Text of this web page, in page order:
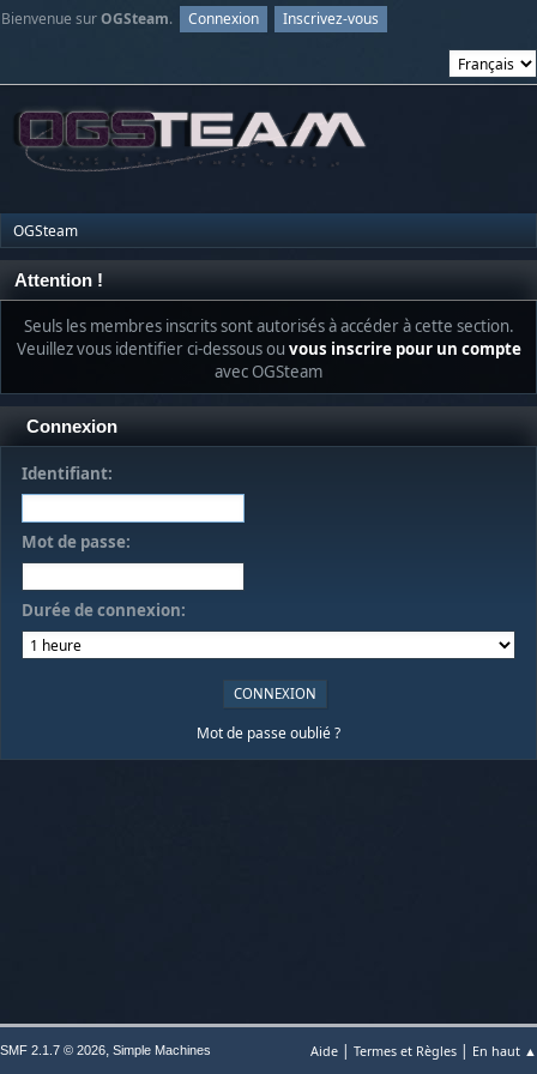
Bienvenue surOGSteam. Connexion Inscrivez-vous
OGSteam
Attention !
Seuls les membres inscrits sont autorisés à accéder à cette section.
Veuillez vous identifier ci-dessous ou vous inscrire pour un compte
avec OGSteam
Connexion
Identifiant:
Mot de passe:
Durée de connexion:
Mot de passe oublié ?
Aide | Termes et Règles | En haut ▲
SMF 2.1.7 © 2026, Simple Machines